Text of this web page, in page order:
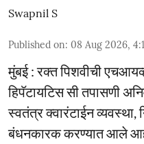
Swapnil S
Published on: 08 Aug 2026,
मुंबई : रक्त पिशवीची
हिपॅटायटिस सी तपासणी
स्वतंत्र क्वारंटाईन
बंधनकारक करण्यात आले आहे.